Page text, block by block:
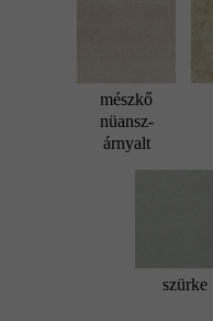
mészkő
nüansz-
árnyalt
szürke